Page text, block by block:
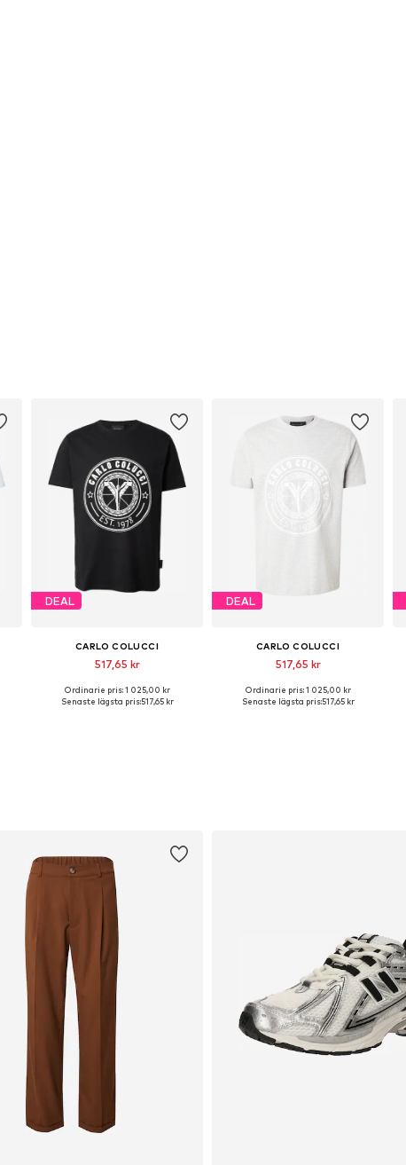
DEAL
CARLO COLUCCI
517,65 kr
Tillgängliga storlekar: S, M, L
Ordinarie pris: 1 025,00 kr
Senaste lägsta pris:517,65 kr
DEAL
CARLO COLUCCI
517,65 kr
Tillgängliga storlekar: S, M, L
Ordinarie pris: 1 025,00 kr
Senaste lägsta pris:517,65 kr